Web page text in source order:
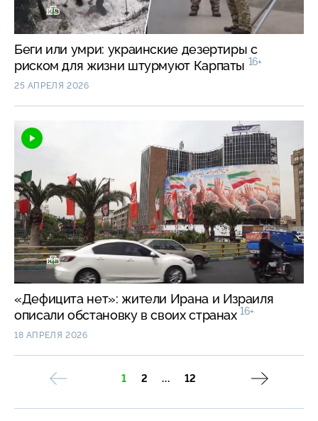
Беги или умри: украинские дезертиры с
риском для жизни штурмуют Карпаты 16+
25 АПРЕЛЯ 2026
«Дефицита нет»: жители Ирана и Израиля
описали обстановку в своих странах 16+
18 АПРЕЛЯ 2026
1 2 ... 12